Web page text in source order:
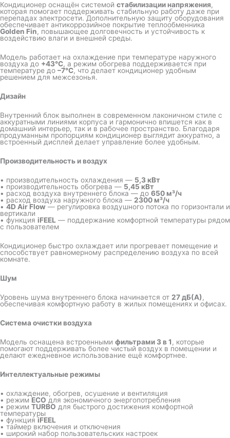
Кондиционер оснащён системой стабилизации напряжения,
которая помогает поддерживать стабильную работу даже при
перепадах электросети. Дополнительную защиту оборудования
обеспечивает антикоррозийное покрытие теплообменника
Golden Fin, повышающее долговечность и устойчивость к
воздействию влаги и внешней среды.
Модель работает на охлаждение при температуре наружного
воздуха до +43°C, а режим обогрева поддерживается при
температуре до –7°C, что делает кондиционер удобным
решением для межсезонья.
Дизайн
Внутренний блок выполнен в современном лаконичном стиле с
аккуратными линиями корпуса и гармонично впишется как в
домашний интерьер, так и в рабочее пространство. Благодаря
продуманным пропорциям кондиционер выглядит аккуратно, а
встроенный дисплей делает управление более удобным.
Производительность и воздух
• производительность охлаждения — 5,3 кВт
• производительность обогрева — 5,45 кВт
• расход воздуха внутреннего блока — до 650 м³/ч
• расход воздуха наружного блока — 2300 м³/ч
• 4D Air Flow — регулировка воздушного потока по горизонтали и
вертикали
• функция iFEEL — поддержание комфортной температуры рядом
с пользователем
Кондиционер быстро охлаждает или прогревает помещение и
способствует равномерному распределению воздуха по всей
комнате.
Шум
Уровень шума внутреннего блока начинается от 27 дБ(А),
обеспечивая комфортную работу в жилых помещениях и офисах.
Система очистки воздуха
Модель оснащена встроенными фильтрами 3 в 1 , которые
помогают поддерживать более чистый воздух в помещении и
делают ежедневное использование ещё комфортнее.
Интеллектуальные режимы
• охлаждение, обогрев, осушение и вентиляция
• режим ECO для экономичного энергопотребления
• режим TURBO для быстрого достижения комфортной
температуры
• функцияiFEEL
• таймер включения и отключения
• широкий набор пользовательских настроек